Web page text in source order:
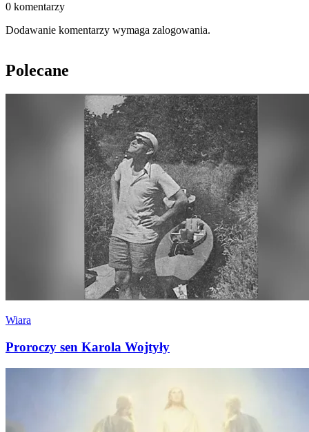
0 komentarzy
Dodawanie komentarzy wymaga zalogowania.
Polecane
Wiara
Proroczy sen Karola Wojtyły